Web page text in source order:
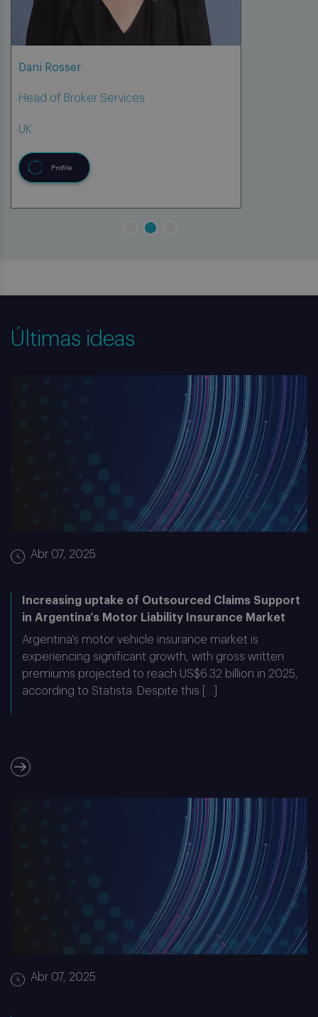
Últimas ideas
Abr 07, 2025
Increasing uptake of Outsourced Claims Support
in Argentina’s Motor Liability Insurance Market
Argentina’s motor vehicle insurance market is
experiencing significant growth, with gross written
premiums projected to reach US$6.32 billion in 2025,
according to Statista. Despite this […]
Abr 07, 2025